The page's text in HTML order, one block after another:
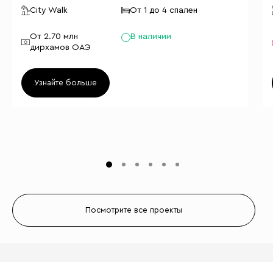
Посмотрите все проекты
City Walk От 1 до 4 спален
От 2.70 млн
дирхамов ОАЭ
В наличии
Узнайте больше